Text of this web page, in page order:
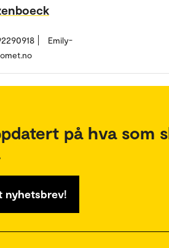
Emily-
på hva som
nyhetsbrev!